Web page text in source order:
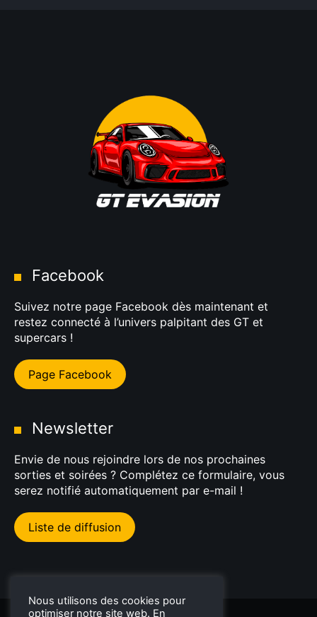
Facebook
Suivez notre page Facebook dès maintenant et
restez connecté à l’univers palpitant des GT et
supercars !
Page Facebook
Newsletter
Envie de nous rejoindre lors de nos prochaines
sorties et soirées ? Complétez ce formulaire, vous
serez notifié automatiquement par e-mail !
Liste de diffusion
Nous utilisons des cookies pour
optimiser notre site web. En